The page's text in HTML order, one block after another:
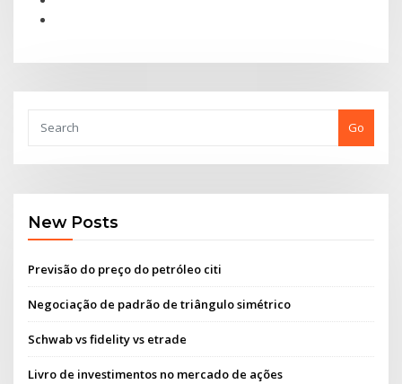
Go
New Posts
Previsão do preço do petróleo citi
Negociação de padrão de triângulo simétrico
Schwab vs fidelity vs etrade
Livro de investimentos no mercado de ações